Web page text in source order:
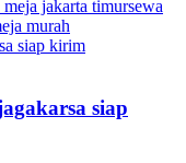
meja jakarta timursewa
murah
siap